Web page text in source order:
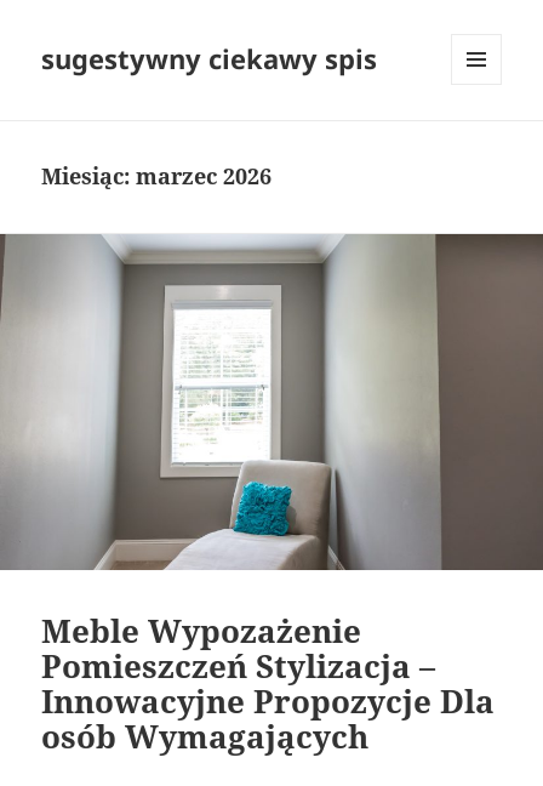
sugestywny ciekawy spis
Miesiąc:marzec 2026
Meble Wypozażenie
Pomieszczeń Stylizacja –
Innowacyjne Propozycje Dla
osób Wymagających